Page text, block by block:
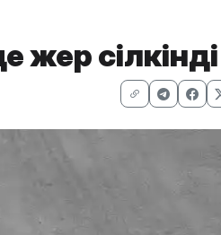
жер сілкінді